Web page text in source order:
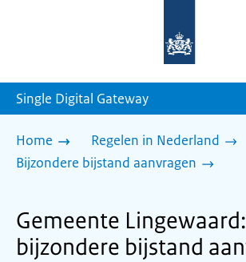
homepage
Single Digital Gateway
Home
Regelen in Nederland
Bijzondere bijstand aanvragen
Gemeente Lingewaard:
bijzondere bijstand